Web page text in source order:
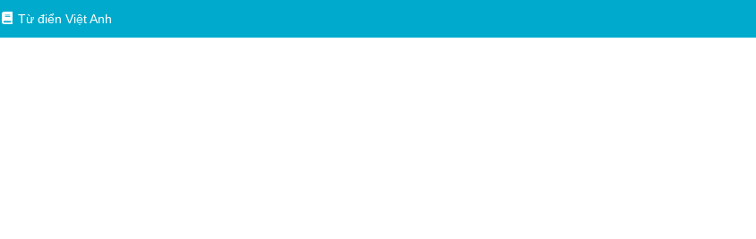
Từ điển Việt Anh